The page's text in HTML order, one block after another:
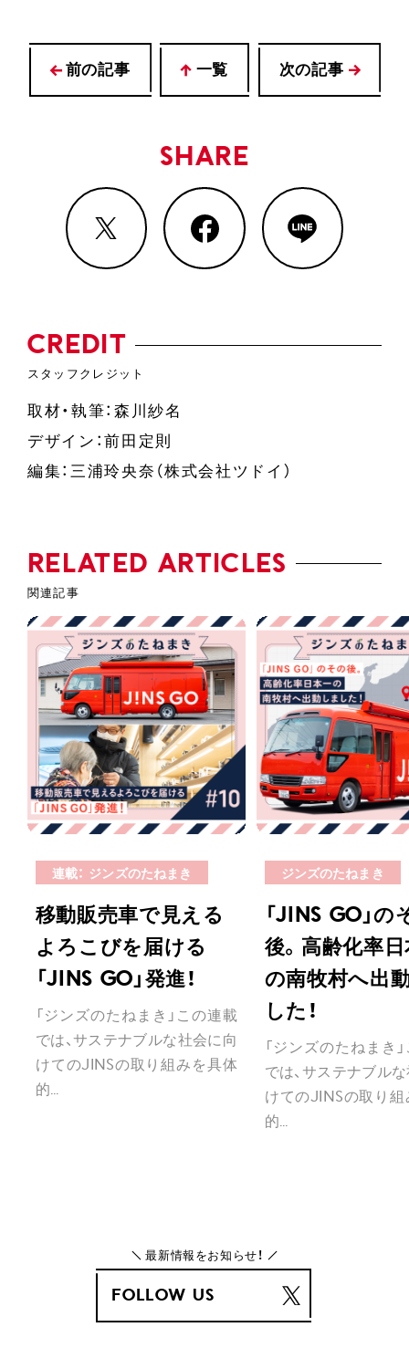
前の記事 一覧 次の記事
SHARE
CREDIT
取材・執筆：森川紗名
デザイン：前田定則
編集：三浦玲央奈（株式会社ツドイ）
RELATED ARTICLES
連載： ジンズのたねまき
移動販売車で見える
よろこびを届ける
「JINS GO」発進！
「ジンズのたねまき」この連載
では、サステナブルな社会に向
けてのJINSの取り組みを具体
的...
ジンズのたねまき
「JINS GO」の
後。高齢化率
の南牧村へ出
した！
「ジンズのたねまき
では、サステナブル
けてのJINSの取り組
的...
最新情報をお知らせ！
FOLLOW US